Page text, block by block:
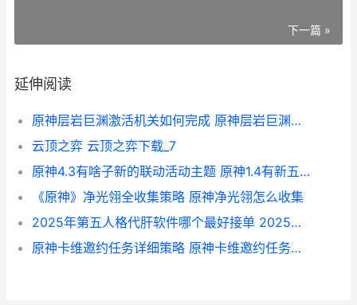
下一篇 »
延伸阅读
原神层岩巨渊激活机关如何完成 原神层岩巨渊激活三个开关流明石要多少级
云顶之弈 云顶之弈下载_7
原神4.3有啥子新的联动活动主题 原神1.4有新五星吗
《原神》净光翎全收集策略 原神净光翎怎么收集
2025年第五人格代肝软件哪个最好接单 2025年第五人格三丽鸥会返场吗
原神卡维邀约任务详细策略 原神卡维邀约任务隐藏成就